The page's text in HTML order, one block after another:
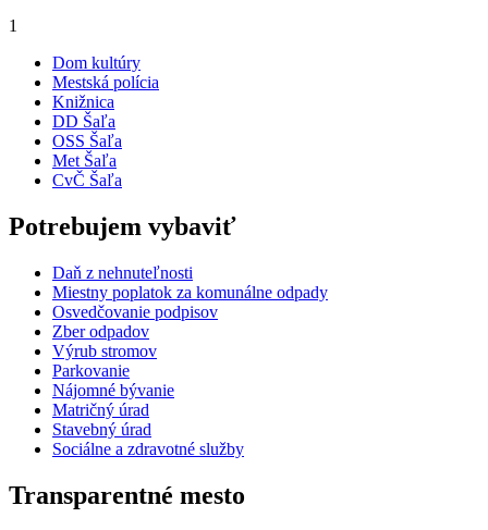
1
Dom kultúry
Mestská polícia
Knižnica
DD Šaľa
OSS Šaľa
Met Šaľa
CvČ Šaľa
Potrebujem vybaviť
Daň z nehnuteľnosti
Miestny poplatok za komunálne odpady
Osvedčovanie podpisov
Zber odpadov
Výrub stromov
Parkovanie
Nájomné bývanie
Matričný úrad
Stavebný úrad
Sociálne a zdravotné služby
Transparentné mesto